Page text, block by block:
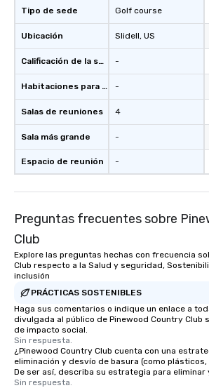
Tipo de sede
Ubicación
Calificación de la sede
Habitaciones para huéspedes
Salas de reuniones
Sala más grande
Espacio de reunión
Golf course
Slidell, US
-
-
4
-
-
Preguntas frecuentes sobre
Club
Explore las preguntas hechas con frecuencia
Club respecto a la Salud y seguridad,
inclusión
PRÁCTICAS SOSTENIBLES
Haga sus comentarios o indique un enlace a
divulgada al público de Pinewood Country Club
de impacto social.
Sin respuesta.
¿Pinewood Country Club cuenta con una
eliminación y desvío de basura (como
De ser así, describa su estrategia para eliminar
Sin respuesta.